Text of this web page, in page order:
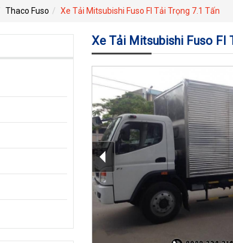
Thaco Fuso Xe Tải Mitsubishi Fuso FI Tải Trọng 7.1 Tấn
Xe Tải Mitsubishi Fuso FI